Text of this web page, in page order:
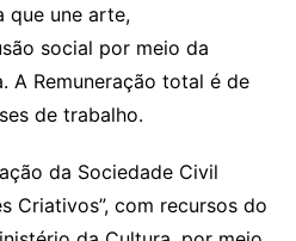
que une arte,
social por meio da
A Remuneração total é de
de trabalho.
da Sociedade Civil
Criativos”, com recursos do